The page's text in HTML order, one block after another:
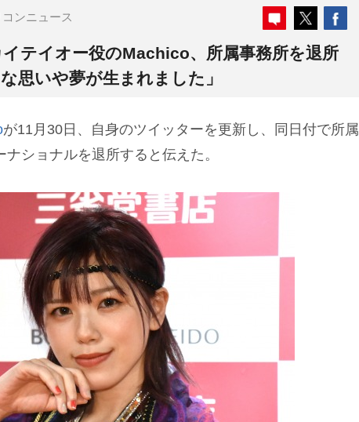
ンニュース
イテイオー役のMachico、所属事務所を退所
思いや夢が生まれました」
が11月30日、自身のツイッターを更新し、同日付で所属
ショナルを退所すると伝えた。